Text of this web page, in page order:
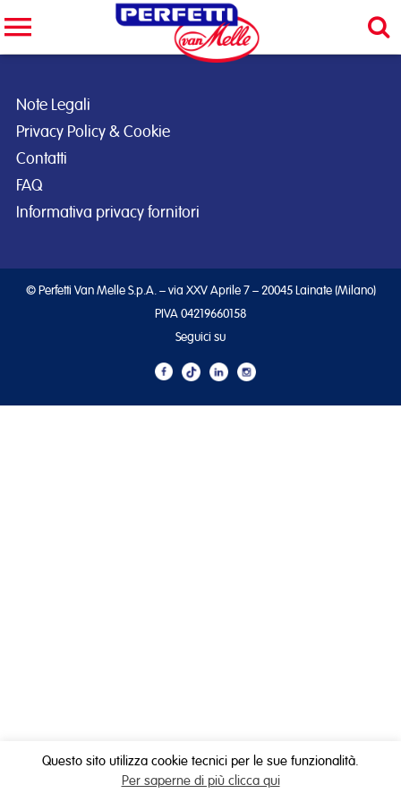
Note Legali
Privacy Policy & Cookie
Contatti
FAQ
Informativa privacy fornitori
© Perfetti Van Melle S.p.A. – via XXV Aprile 7 – 20045 Lainate (Milano)
PIVA 04219660158
Seguici su
Questo sito utilizza cookie tecnici per le sue funzionalità.
Per saperne di più clicca qui